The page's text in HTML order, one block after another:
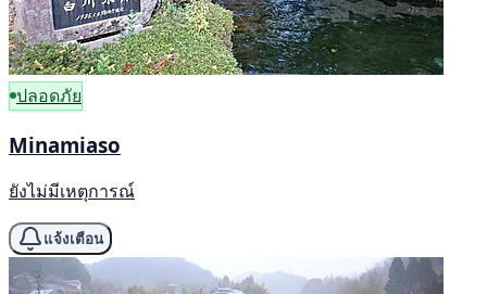
ปลอดภัย
Minamiaso
ยังไม่มีเหตุการณ์
แจ้งเตือน